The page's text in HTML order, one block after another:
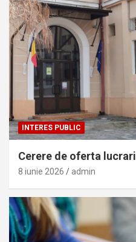
INTERES PUBLIC
Cerere de oferta lucrari
8 iunie 2026 admin